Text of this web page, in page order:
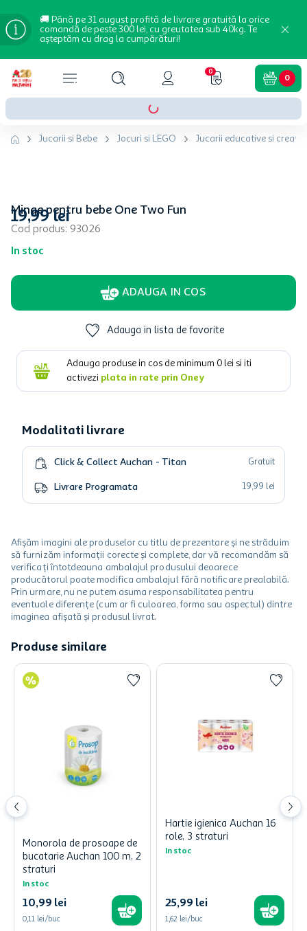
🚚 Până pe 31 august profită de livrare gratuită la orice
comandă de peste 300 lei, cu greutatea sub 40kg. Te
așteptăm cu drag la cumpărături!
0
0
Jucarii si Bebe Jocuri si LEGO Jucarii educative si
Minge pentru bebe One Two Fun
Cod produs: 93026
In stoc
19,99 lei
ADAUGA IN COS
Adauga in lista de favorite
Adauga produse in cos de minimum 0 lei si iti
activezi plata in rate prin Oney
Modalitati livrare
Click & Collect Auchan - Titan Gratuit
Livrare Programata 19,99 lei
Afișăm imagini ale produselor cu titlu de prezentare și ne străduim
să furnizăm informații corecte și complete, dar vă recomandăm să
verificați întotdeauna ambalajul produsului deoarece
producătorul poate modifica ambalajul fără notificare prealabilă.
Prin urmare, nu ne putem asuma responsabilitatea pentru
eventuale diferențe (cum ar fi culoarea, forma sau aspectul) dintre
imaginea afișată și produsul livrat.
Produse similare
Monorola de prosoape de
bucatarie Auchan 100 m, 2
straturi
In stoc
10,99 lei
0,11 lei/buc
Hartie igienica Auchan 16
role, 3 straturi
In stoc
25,99 lei
1,62 lei/buc